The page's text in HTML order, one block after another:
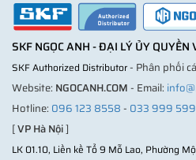
SKF NGỌC ANH - ĐẠI LÝ ỦY QUYỀN
SKF Authorized Distributor- Phân phối
Website: NGOCANH.COM- Email:
Hotline: 096 123 8558- 033 999
[VP Hà Nội]
LK 01.10, Liền kề Tổ 9 Mỗ Lao, Phường